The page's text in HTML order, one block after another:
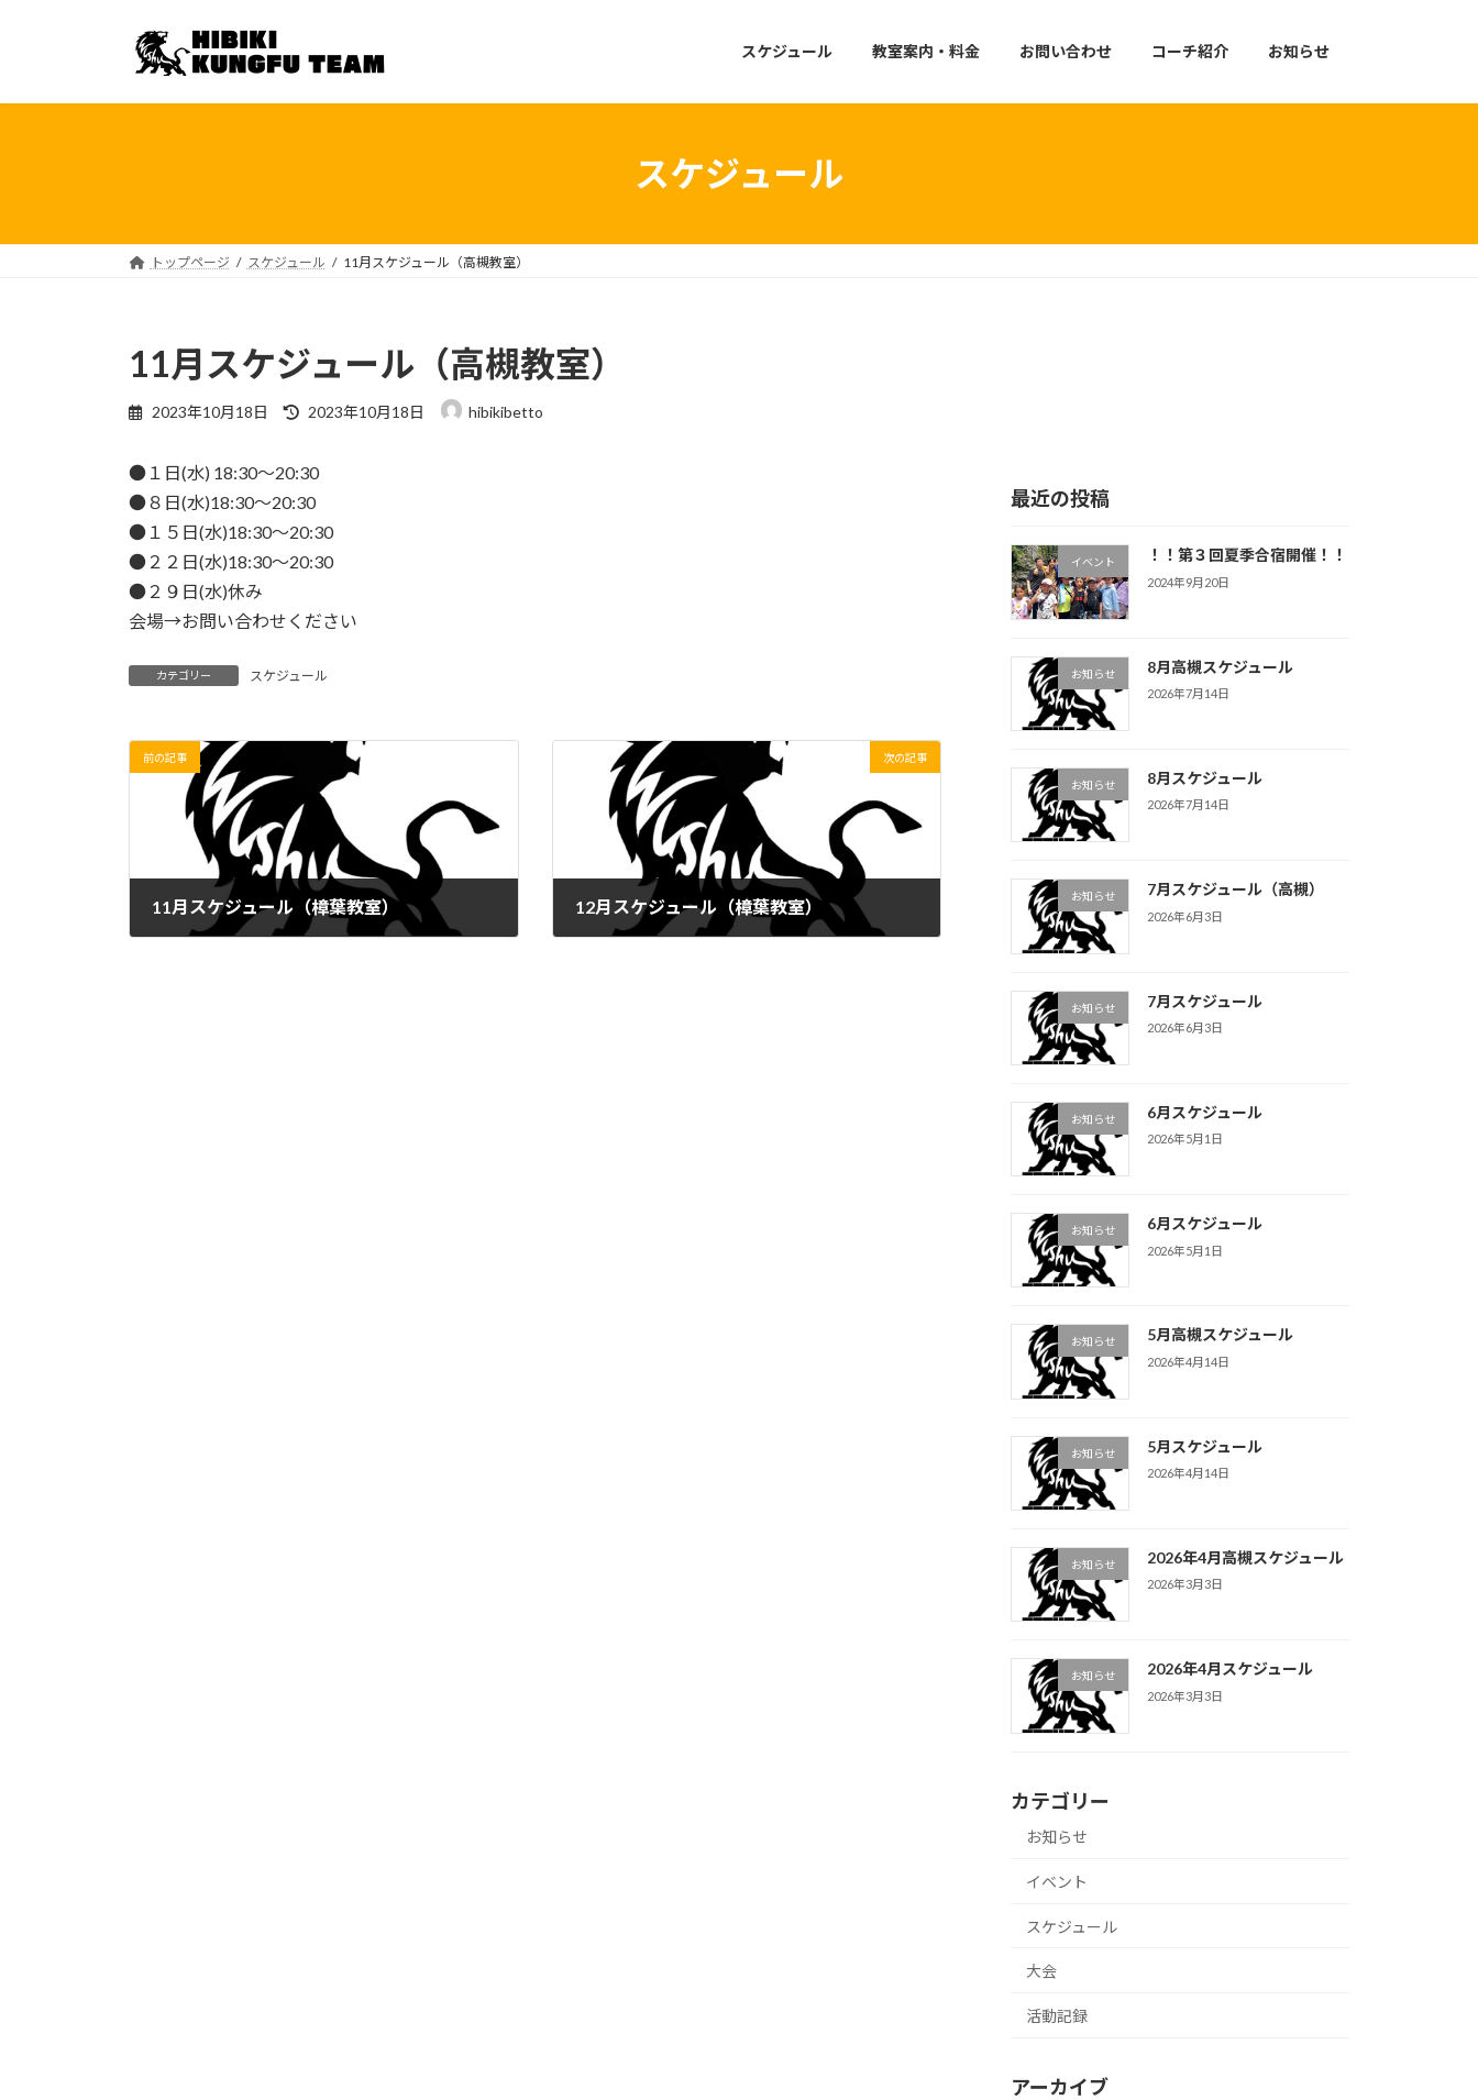
プ
動
スケジュール 教室案内・料金 お問い合わせ コーチ紹介 お知らせ
スケジュール
トップページ スケジュール 11月スケジュール（高槻教室）
11月スケジュール（高槻教室）
2023年10月18日
最
新
日
:
2023年10月18日 hibikibetto
●１日(水) 18:30〜20:30
●８日(水)18:30〜20:30
●１５日(水)18:30〜20:30
●２２日(水)18:30〜20:30
●２９日(水)休み
会場→お問い合わせください
カテゴリー スケジュール
前の記事
11月スケジュール（樟葉教室）
次の記事
12月スケジュール（樟葉教室）
最近の投稿
イベント ！！第３回夏季合宿開催！！
2024年9月20日
お知らせ 8月高槻スケジュール
2026年7月14日
お知らせ 8月スケジュール
2026年7月14日
お知らせ 7月スケジュール（高槻）
2026年6月3日
お知らせ 7月スケジュール
2026年6月3日
お知らせ 6月スケジュール
2026年5月1日
お知らせ 6月スケジュール
2026年5月1日
お知らせ 5月高槻スケジュール
2026年4月14日
お知らせ 5月スケジュール
2026年4月14日
お知らせ 2026年4月高槻スケジュール
2026年3月3日
お知らせ 2026年4月スケジュール
2026年3月3日
カテゴリー
お知らせ
イベント
スケジュール
大会
活動記録
アーカイブ